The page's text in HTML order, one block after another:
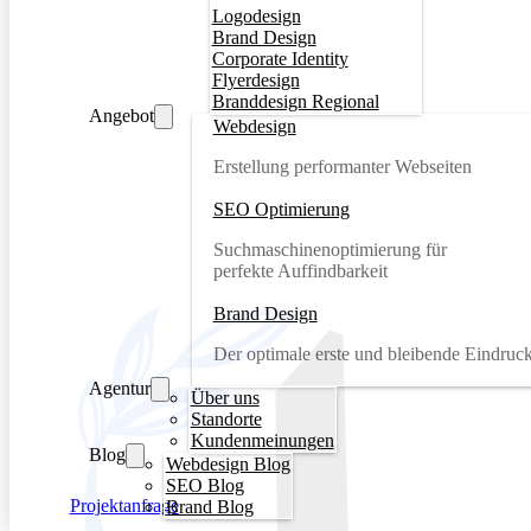
Logodesign
Brand Design
Corporate Identity
Flyerdesign
Branddesign Regional
Angebot
Webdesign
Erstellung performanter Webseiten
SEO Optimierung
Suchmaschinenoptimierung für
perfekte Auffindbarkeit
Brand Design
Der optimale erste und bleibende
Agentur
Über uns
Standorte
Kundenmeinungen
Blog
Webdesign Blog
SEO Blog
Brand Blog
Projektanfrage